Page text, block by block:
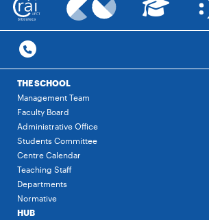
THE SCHOOL
Management Team
Faculty Board
Administrative Office
Students Committee
Centre Calendar
Teaching Staff
Departments
Normative
HUB